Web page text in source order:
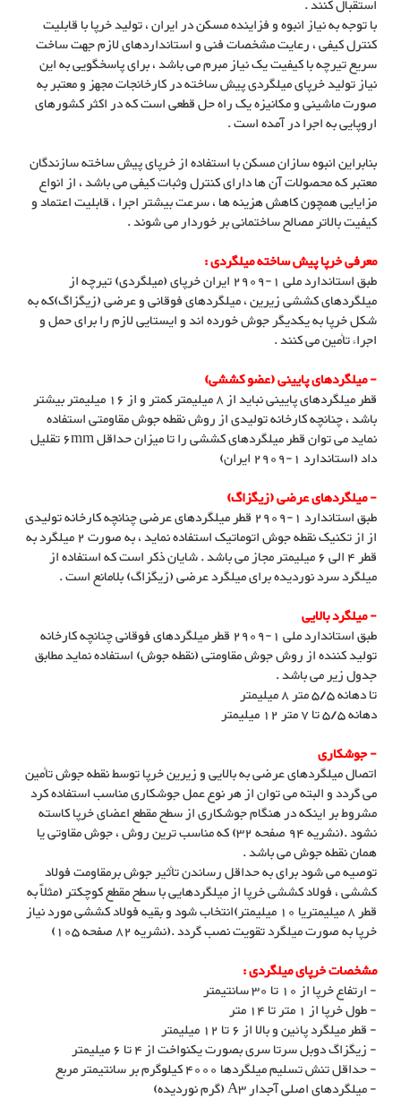
استقبال کنند .
با توجه به نیاز انبوه و فزاینده مسکن در ایران ، تولید خرپا با قابلیت
کنترل کیفی ، رعایت مشخصات فنی و استانداردهای لازم جهت ساخت
سریع تیرچه با کیفیت یک نیاز مبرم می باشد ، برای پاسخگویی به این
نیاز تولید خرپای میلگردی پیش ساخته در کارخانجات مجهز و معتبر به
صورت ماشینی و مکانیزه یک راه حل قطعی است که در اکثر کشورهای
اروپایی به اجرا در آمده است .
بنابراین انبوه سازان مسکن با استفاده از خرپای پیش ساخته سازندگان
معتبر که محصولات آن ها دارای کنترل وثبات کیفی می باشد ، از انواع
مزایایی همچون کاهش هزینه ها ، سرعت بیشتر اجرا ، قابلیت اعتماد و
کیفیت بالاتر مصالح ساختمانی بر خوردار می شوند .
معرفی خرپا پیش ساخته میلگردی :
طبق استاندارد ملی 1-2909 ایران خرپای (میلگردی) تیرچه از
میلگردهای کششی زیرین ، میلگردهای فوقانی و عرضی (زیگزاگ)که به
شکل خرپا به یکدیگر جوش خورده اند و ایستایی لازم را برای حمل و
اجراء تأمین می کنند .
- میلگردهای پایینی (عضو کششی)
قطر میلگردهای پایینی نباید از 8 میلیمتر کمتر و از 16 میلیمتر بیشتر
باشد ، چنانچه کارخانه تولیدی از روش نقطه جوش مقاومتی استفاده
نماید می توان قطر میلگردهای کششی را تا میزان حداقل 6mm تقلیل
داد (استاندارد 1-2909 ایران)
- میلگردهای عرضی (زیگزاگ)
طبق استاندارد 1-2909 قطر میلگردهای عرضی چنانچه کارخانه تولیدی
از از تکنیک نقطه جوش اتوماتیک استفاده نماید ، به صورت 2 میلگرد به
قطر 4 الی 6 میلیمتر مجاز می باشد . شایان ذکر است که استفاده از
میلگرد سرد نوردیده برای میلگرد عرضی (زیگزاگ) بلامانع است .
- میلگرد بالایی
طبق استاندارد ملی 1-2909 قطر میلگردهای فوقانی چنانچه کارخانه
تولید کننده از روش جوش مقاومتی (نقطه جوش) استفاده نماید مطابق
جدول زیر می باشد .
تا دهانه 5/5 متر 8 میلیمتر
دهانه 5/5 تا 7 متر 12 میلیمتر
- جوشکاری
اتصال میلگردهای عرضی به بالایی و زیرین خرپا توسط نقطه جوش تأمین
می گردد و البته می توان از هر نوع عمل جوشکاری مناسب استفاده کرد
مشروط بر اینکه در هنگام جوشکاری از سطح مقطع اعضای خرپا کاسته
نشود .(نشریه 94 صفحه 32) که مناسب ترین روش ، جوش مقاوتی یا
همان نقطه جوش می باشد .
توصیه می شود برای به حداقل رساندن تأثیر جوش برمقاومت فولاد
کششی ، فولاد کششی خرپا از میلگردهایی با سطح مقطع کوچکتر (مثلاً به
قطر 8 میلیمتریا 10 میلیمتر)انتخاب شود و بقیه فولاد کششی مورد نیاز
خرپا به صورت میلگرد تقویت نصب گردد .(نشریه 82 صفحه 105)
مشخصات خرپای میلگردی :
- ارتفاع خرپا از 10 تا 30 سانتیمتر
- طول خرپا از 1 متر تا 14 متر
- قطر میلگرد پائین و بالا از 6 تا 12 میلیمتر
- زیگزاگ دوبل سرتا سری بصورت یکنواخت از 4 تا 6 میلیمتر
- حداقل تنش تسلیم میلگردها 4000 کیلوگرم بر سانتیمتر مربع
- میلگردهای اصلی آجدار A3 (گرم نوردیده)